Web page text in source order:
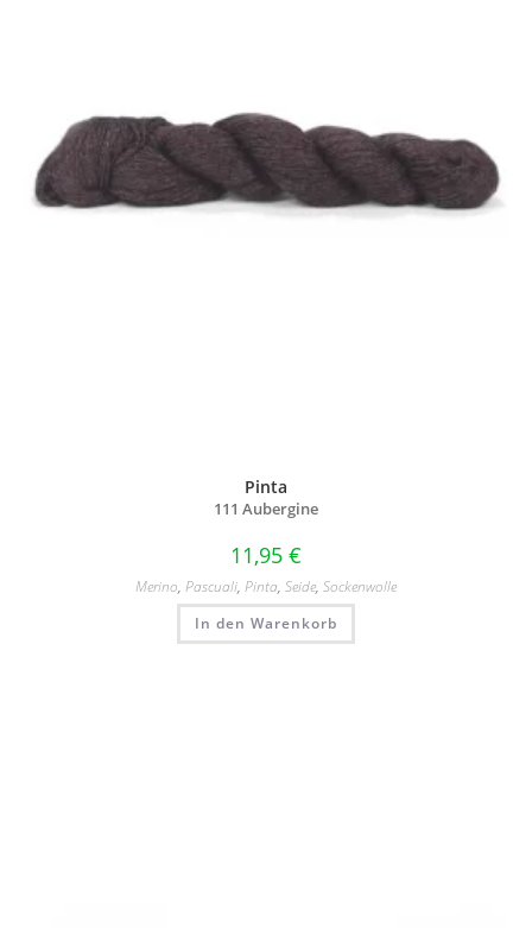
Pinta
111 Aubergine
11,95 €
Merino, Pascuali, Pinta, Seide, Sockenwolle
In den Warenkorb